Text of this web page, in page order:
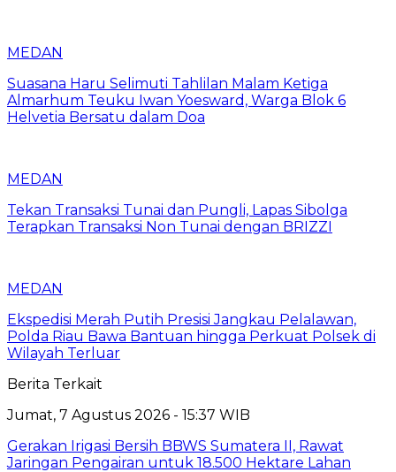
MEDAN
Suasana Haru Selimuti Tahlilan Malam Ketiga
Almarhum Teuku Iwan Yoesward, Warga Blok 6
Helvetia Bersatu dalam Doa
MEDAN
Tekan Transaksi Tunai dan Pungli, Lapas Sibolga
Terapkan Transaksi Non Tunai dengan BRIZZI
MEDAN
Ekspedisi Merah Putih Presisi Jangkau Pelalawan,
Polda Riau Bawa Bantuan hingga Perkuat Polsek di
Wilayah Terluar
Berita Terkait
Jumat, 7 Agustus 2026 - 15:37 WIB
Gerakan Irigasi Bersih BBWS Sumatera II, Rawat
Jaringan Pengairan untuk 18.500 Hektare Lahan